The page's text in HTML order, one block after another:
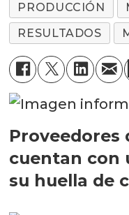
PRODUCCIÓN
RESULTADOS
Proveedores
cuentan con
su huella de